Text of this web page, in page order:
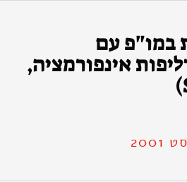
במו"פ עם
אינפורמציה,